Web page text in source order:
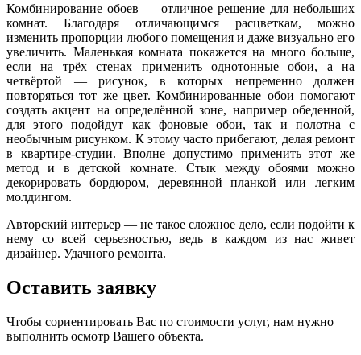
Комбинирование обоев — отличное решение для небольших
комнат. Благодаря отличающимся расцветкам, можно
изменить пропорции любого помещения и даже визуально его
увеличить. Маленькая комната покажется на много больше,
если на трёх стенах применить однотонные обои, а на
четвёртой — рисунок, в которых непременно должен
повторяться тот же цвет. Комбинированные обои помогают
создать акцент на определённой зоне, например обеденной,
для этого подойдут как фоновые обои, так и полотна с
необычным рисунком. К этому часто прибегают, делая ремонт
в квартире-студии. Вполне допустимо применить этот же
метод и в детской комнате. Стык между обоями можно
декорировать бордюром, деревянной планкой или легким
молдингом.
Авторский интерьер — не такое сложное дело, если подойти к
нему со всей серьезностью, ведь в каждом из нас живет
дизайнер. Удачного ремонта.
Оставить заявку
Чтобы сориентировать Вас по стоимости услуг, нам нужно
выполнить осмотр Вашего объекта.